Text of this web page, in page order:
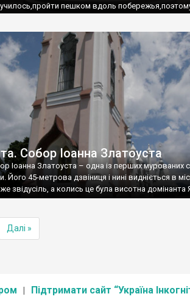
пешком вдоль
Собор Іоанна Златоуста
Іоанна Златоуста – одна із перших мурованих
Його 45-метрова дзвіниця і нині видніється в
звідусіль, а колись це була висотна домінанта
Далі »
Підтримати сайт “Україна